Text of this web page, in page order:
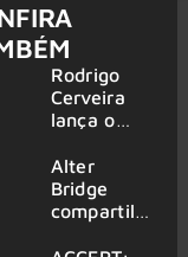
Rodrigo
Cerveira
lança o
Searcher”
Alter
Bridge
compartilh